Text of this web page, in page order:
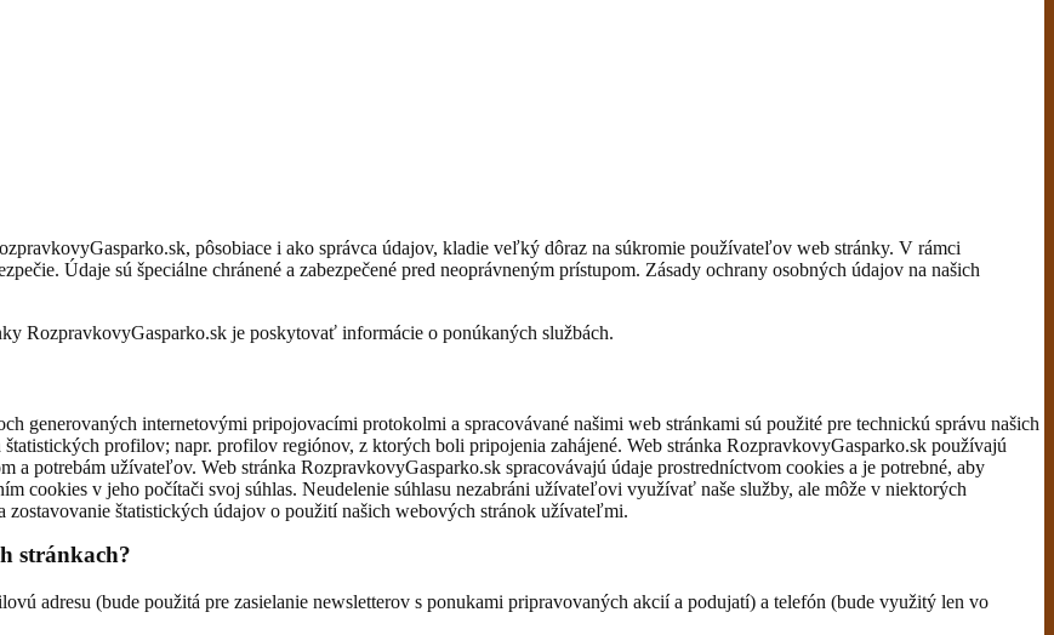
pôsobiace i ako správca údajov, kladie veľký dôraz na súkromie používateľov web stránky. V rámci
Údaje sú špeciálne chránené a zabezpečené pred neoprávneným prístupom. Zásady ochrany osobných údajov na našich
RozpravkovyGasparko.sk je poskytovať informácie o ponúkaných službách.
generovaných internetovými pripojovacími protokolmi a spracovávané našimi web stránkami sú použité pre technickú správu našich
profilov; napr. profilov regiónov, z ktorých boli pripojenia zahájené. Web stránka RozpravkovyGasparko.sk používajú
a potrebám užívateľov. Web stránka RozpravkovyGasparko.sk spracovávajú údaje prostredníctvom cookies a je potrebné, aby
cookies v jeho počítači svoj súhlas. Neudelenie súhlasu nezabráni užívateľovi využívať naše služby, ale môže v niektorých
štatistických údajov o použití našich webových stránok užívateľmi.
stránkach?
adresu (bude použitá pre zasielanie newsletterov s ponukami pripravovaných akcií a podujatí) a telefón (bude využitý len vo